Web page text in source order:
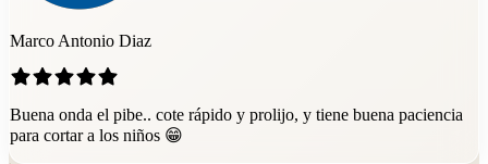
Marco Antonio Diaz
Buena onda el pibe.. cote rápido y prolijo, y tiene buena paciencia
para cortar a los niños 😁